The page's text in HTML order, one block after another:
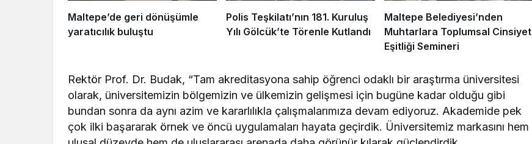
Maltepe’de geri dönüşümle
yaratıcılık buluştu
Polis Teşkilatı’nın 181. Kuruluş
Yılı Gölcük’te Törenle Kutlandı
Maltepe Belediyesi’nden
Muhtarlara Toplumsal Cinsiyet
Eşitliği Semineri
Rektör Prof. Dr. Budak, “Tam akreditasyona sahip öğrenci odaklı bir araştırma üniversitesi
olarak, üniversitemizin bölgemizin ve ülkemizin gelişmesi için bugüne kadar olduğu gibi
bundan sonra da aynı azim ve kararlılıkla çalışmalarımıza devam ediyoruz. Akademide pek
çok ilki başararak örnek ve öncü uygulamaları hayata geçirdik. Üniversitemiz markasını hem